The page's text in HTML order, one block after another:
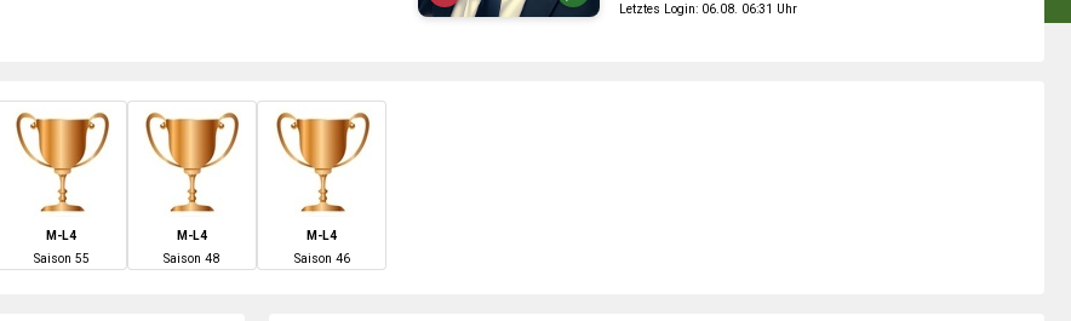
Letztes Login: 06.08. 06:31 Uhr
M-L4
Saison 55
M-L4
Saison48
M-L4
Saison 46